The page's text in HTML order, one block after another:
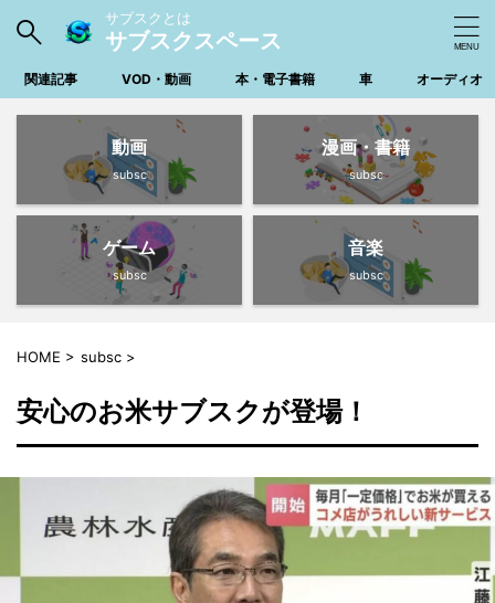
サブスクとは
サブスクスペース
関連記事 VOD・動画 本・電子書籍 車 オーディオ
動画
subsc
漫画・書籍
subsc
ゲーム
subsc
音楽
subsc
HOME > subsc >
安心のお米サブスクが登場！